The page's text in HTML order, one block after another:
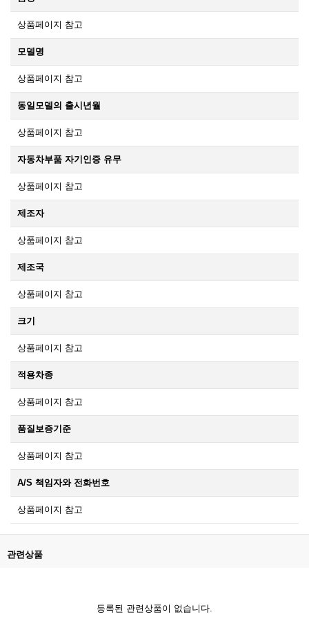
상품페이지 참고
모델명
상품페이지 참고
동일모델의 출시년월
상품페이지 참고
자동차부품 자기인증 유무
상품페이지 참고
제조자
상품페이지 참고
제조국
상품페이지 참고
크기
상품페이지 참고
적용차종
상품페이지 참고
품질보증기준
상품페이지 참고
A/S 책임자와 전화번호
상품페이지 참고
관련상품
등록된 관련상품이 없습니다.